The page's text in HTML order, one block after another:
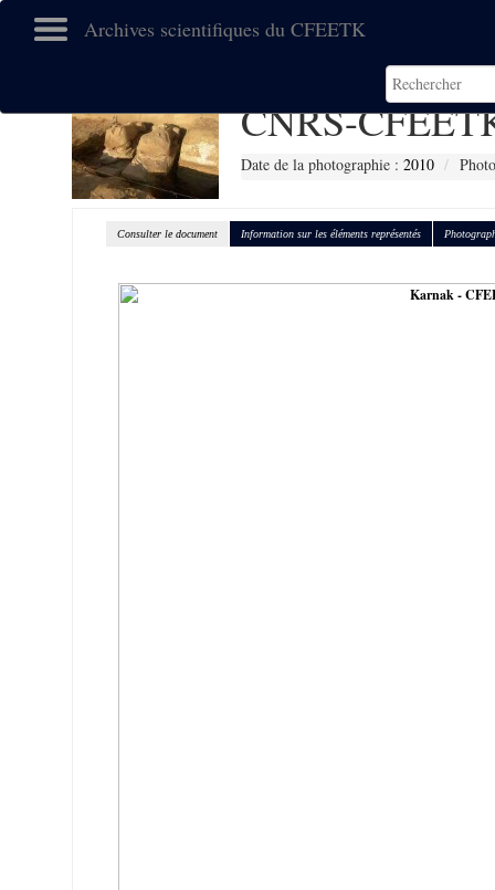
Archives scientifiques du CFEETK
CNRS-
Date de la photographie :2010
Consulter le document Information sur les éléments représentés